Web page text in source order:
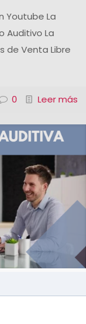
Youtube La
Auditivo La
de Venta Libre
0 Leer más